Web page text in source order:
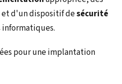
d'un dispositif desécurité
informatiques.
pour une implantation